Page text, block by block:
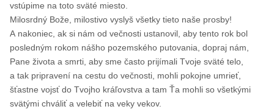
vstúpime na toto sväté miesto.
Milosrdný Bože, milostivo vyslyš všetky tieto naše prosby!
A nakoniec, ak si nám od večnosti ustanovil, aby tento rok bol
posledným rokom nášho pozemského putovania, dopraj nám,
Pane života a smrti, aby sme často prijímali Tvoje sväté telo,
a tak pripravení na cestu do večnosti, mohli pokojne umrieť,
šťastne vojsť do Tvojho kráľovstva a tam Ťa mohli so všetkými
svätými chváliť a velebiť na veky vekov.